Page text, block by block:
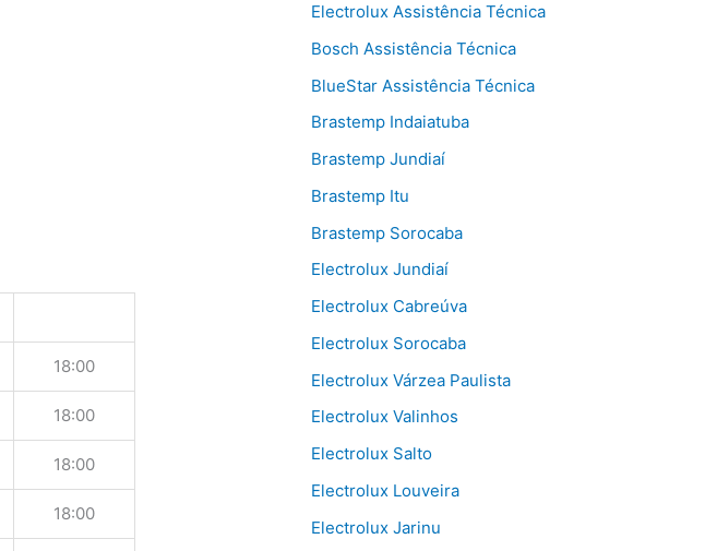
18:00
18:00
18:00
18:00
Electrolux Assistência Técnica
Bosch Assistência Técnica
BlueStar Assistência Técnica
Brastemp Indaiatuba
Brastemp Jundiaí
Brastemp Itu
Brastemp Sorocaba
Electrolux Jundiaí
Electrolux Cabreúva
Electrolux Sorocaba
Electrolux Várzea Paulista
Electrolux Valinhos
Electrolux Salto
Electrolux Louveira
Electrolux Jarinu